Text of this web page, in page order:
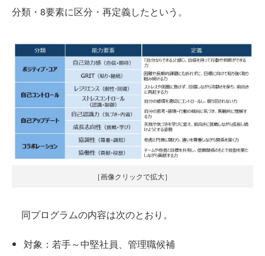
分類・8要素に区分・再定義したという。
［画像クリックで拡大］
同プログラムの内容は次のとおり。
対象：若手～中堅社員、管理職候補